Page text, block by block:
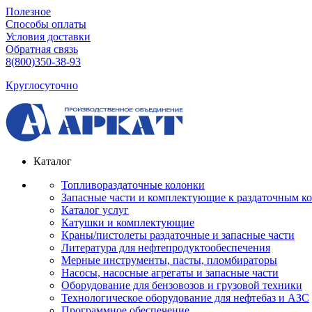
Полезное
Способы оплаты
Условия доставки
Обратная связь
8(800)350-38-93
Круглосуточно
Каталог
Топливораздаточные колонки
Запасные части и комплектующие к раздаточным
Каталог услуг
Катушки и комплектующие
Краны/пистолеты раздаточные и запасные части
Литература для нефтепродуктообеспечения
Мерные инструменты, пасты, пломбираторы
Насосы, насосные агрегаты и запасные части
Оборудование для бензовозов и грузовой техники
Технологическое оборудование для нефтебаз и АЗС